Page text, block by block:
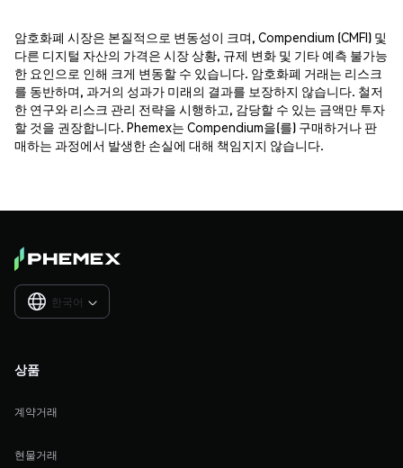
암호화폐 시장은 본질적으로 변동성이 크며, Compendium (CMFI) 및
다른 디지털 자산의 가격은 시장 상황, 규제 변화 및 기타 예측 불가능
한 요인으로 인해 크게 변동할 수 있습니다. 암호화폐 거래는 리스크
를 동반하며, 과거의 성과가 미래의 결과를 보장하지 않습니다. 철저
한 연구와 리스크 관리 전략을 시행하고, 감당할 수 있는 금액만 투자
할 것을 권장합니다. Phemex는 Compendium을(를) 구매하거나 판
매하는 과정에서 발생한 손실에 대해 책임지지 않습니다.
한국어 
상품
계약거래
현물거래